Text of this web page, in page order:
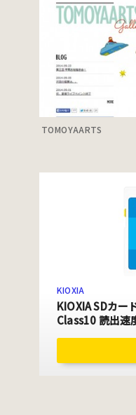
TOMOYAARTS
KIOXIA
KIOXIA SDカー
Class10 読出速